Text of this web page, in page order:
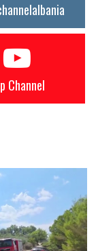
Channel